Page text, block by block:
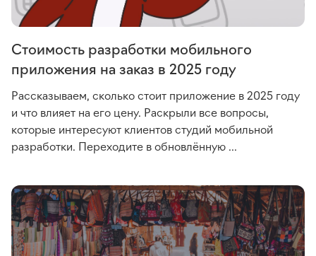
Стоимость разработки мобильного
приложения на заказ в 2025 году
Рассказываем, сколько стоит приложение в 2025 году
и что влияет на его цену. Раскрыли все вопросы,
которые интересуют клиентов студий мобильной
разработки. Переходите в обновлённую ...